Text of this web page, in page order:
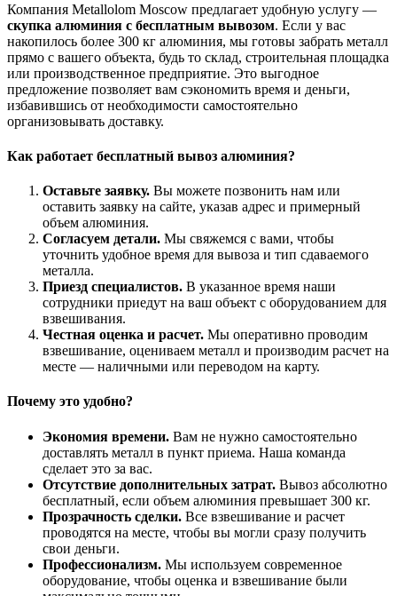
Компания Metallolom Moscow предлагает удобную услугу —
скупка алюминия с бесплатным вывозом. Если у вас
накопилось более 300 кг алюминия, мы готовы забрать металл
прямо с вашего объекта, будь то склад, строительная площадка
или производственное предприятие. Это выгодное
предложение позволяет вам сэкономить время и деньги,
избавившись от необходимости самостоятельно
организовывать доставку.
Как работает бесплатный вывоз алюминия?
Оставьте заявку. Вы можете позвонить нам или
оставить заявку на сайте, указав адрес и примерный
объем алюминия.
Согласуем детали. Мы свяжемся с вами, чтобы
уточнить удобное время для вывоза и тип сдаваемого
металла.
Приезд специалистов. В указанное время наши
сотрудники приедут на ваш объект с оборудованием для
взвешивания.
Честная оценка и расчет. Мы оперативно проводим
взвешивание, оцениваем металл и производим расчет на
месте — наличными или переводом на карту.
Почему это удобно?
Экономия времени. Вам не нужно самостоятельно
доставлять металл в пункт приема. Наша команда
сделает это за вас.
Отсутствие дополнительных затрат. Вывоз абсолютно
бесплатный, если объем алюминия превышает 300 кг.
Прозрачность сделки. Все взвешивание и расчет
проводятся на месте, чтобы вы могли сразу получить
свои деньги.
Профессионализм. Мы используем современное
оборудование, чтобы оценка и взвешивание были